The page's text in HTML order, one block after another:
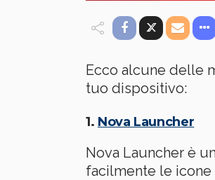
Ecco alcune delle
tuo dispositivo:
1. Nova Launcher
Nova Launcher è
facilmente le icone